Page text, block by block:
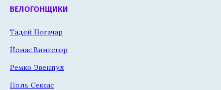
ВЕЛОГОНЩИКИ
Тадей Погачар
Йонас Вингегор
Ремко Эвенпул
Поль Сексас